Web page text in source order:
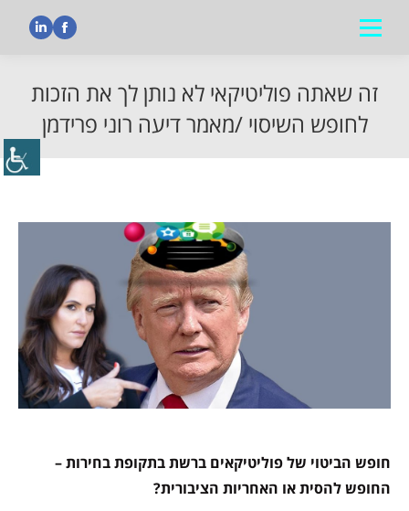
זה שאתה פוליטיקאי לא נותן לך את הזכות
לחופש השיסוי /מאמר דיעה רוני פרידמן
חופש הביטוי של פוליטיקאים ברשת בתקופת בחירות –
החופש להסית או האחריות הציבורית?